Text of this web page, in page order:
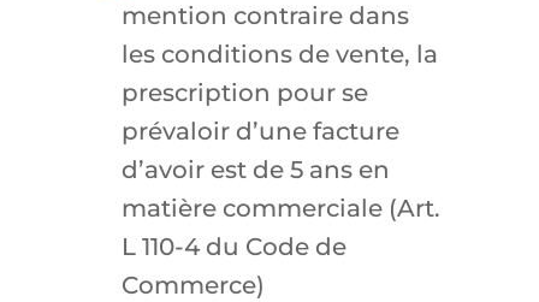
mention contraire dans
les conditions de vente, la
prescription pour se
prévaloir d’une facture
d’avoir est de 5 ans en
matière commerciale (Art.
L 110-4 du Code de
Commerce)